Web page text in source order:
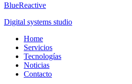
BlueReactive
Digital systems studio
Home
Servicios
Tecnologías
Noticias
Contacto